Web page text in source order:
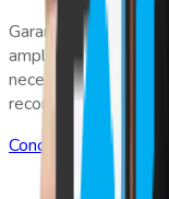
Garantiza la
amplia gama de
necesidades
reconocimiento facial.
Conozca Más